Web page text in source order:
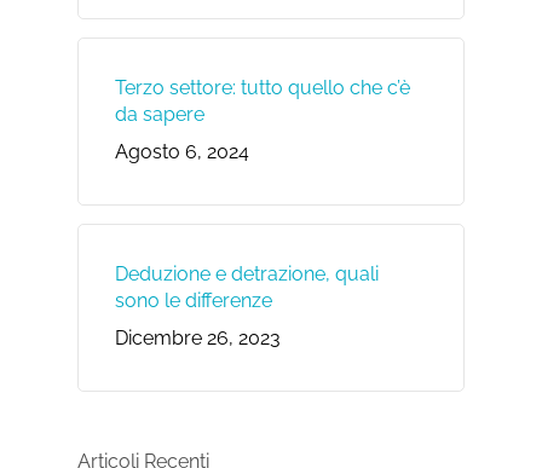
Terzo settore: tutto quello che c’è
da sapere
Agosto 6, 2024
Deduzione e detrazione, quali
sono le differenze
Dicembre 26, 2023
Articoli Recenti